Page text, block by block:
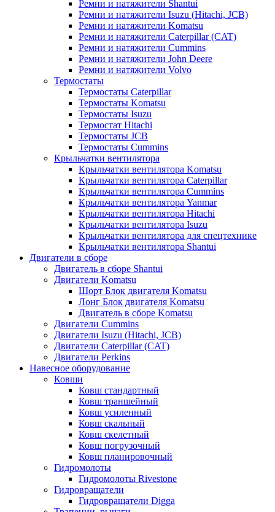
Ремни и натяжители Shantui
Ремни и натяжители Isuzu (Hitachi, JCB)
Ремни и натяжители Komatsu
Ремни и натяжители Caterpillar (CAT)
Ремни и натяжители Cummins
Ремни и натяжители John Deere
Ремни и натяжители Volvo
Термостаты
Термостаты Caterpillar
Термостаты Komatsu
Термостаты Isuzu
Термостат Hitachi
Термостаты JCB
Термостаты Cummins
Крыльчатки вентилятора
Крыльчатки вентилятора Komatsu
Крыльчатки вентилятора Caterpillar
Крыльчатки вентилятора Cummins
Крыльчатки вентилятора Yanmar
Крыльчатки вентилятора Hitachi
Крыльчатки вентилятора Isuzu
Крыльчатки вентилятора для спецтехнике
Крыльчатки вентилятора Shantui
Двигатели в сборе
Двигатель в сборе Shantui
Двигатели Komatsu
Шорт Блок двигателя Komatsu
Лонг Блок двигателя Komatsu
Двигатель в сборе Komatsu
Двигатели Cummins
Двигатели Isuzu (Hitachi, JCB)
Двигатели Caterpillar (CAT)
Двигатели Perkins
Навесное оборудование
Ковши
Ковш стандартный
Ковш траншейный
Ковш усиленный
Ковш скальный
Ковш скелетный
Ковш погрузочный
Ковш планировочный
Гидромолоты
Гидромолоты Rivestone
Гидровращатели
Гидровращатели Digga